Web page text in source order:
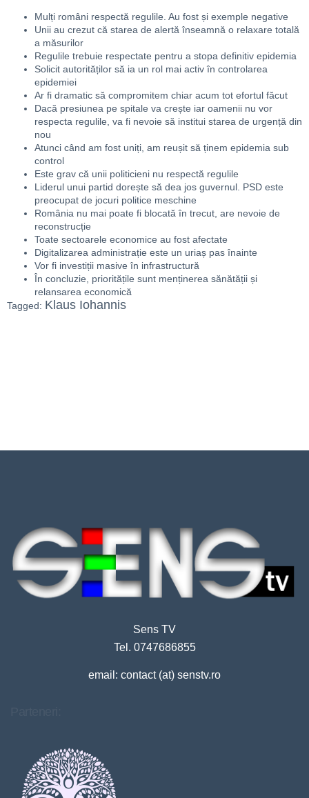
Mulți români respectă regulile. Au fost și exemple negative
Unii au crezut că starea de alertă înseamnă o relaxare totală
a măsurilor
Regulile trebuie respectate pentru a stopa definitiv epidemia
Solicit autorităților să ia un rol mai activ în controlarea
epidemiei
Ar fi dramatic să compromitem chiar acum tot efortul făcut
Dacă presiunea pe spitale va crește iar oamenii nu vor
respecta regulile, va fi nevoie să institui starea de urgență din
nou
Atunci când am fost uniți, am reușit să ținem epidemia sub
control
Este grav că unii politicieni nu respectă regulile
Liderul unui partid dorește să dea jos guvernul. PSD este
preocupat de jocuri politice meschine
România nu mai poate fi blocată în trecut, are nevoie de
reconstrucție
Toate sectoarele economice au fost afectate
Digitalizarea administrație este un uriaș pas înainte
Vor fi investiții masive în infrastructură
În concluzie, prioritățile sunt menținerea sănătății și
relansarea economică
Tagged: Klaus Iohannis
Sens TV
Tel. 0747686855
email: contact (at) senstv.ro